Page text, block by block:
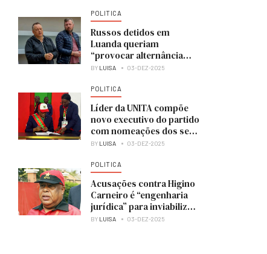
POLITICA
Russos detidos em
Luanda queriam
“provocar alternância
política” e colocar UNITA
BY LUISA 03-DEZ-2025
POLITICA
Líder da UNITA compõe
novo executivo do partido
com nomeações dos seus
membros
BY LUISA 03-DEZ-2025
POLITICA
Acusações contra Higino
Carneiro é “engenharia
jurídica” para inviabilizar
candidatura à presidência
BY LUISA 03-DEZ-2025